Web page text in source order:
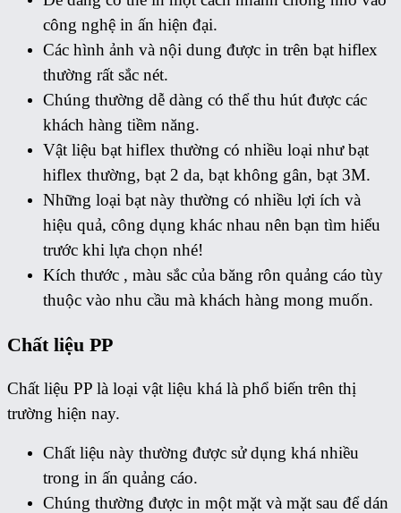
công nghệ in ấn hiện đại.
Các hình ảnh và nội dung được in trên bạt hiflex
thường rất sắc nét.
Chúng thường dễ dàng có thể thu hút được các
khách hàng tiềm năng.
Vật liệu bạt hiflex thường có nhiều loại như bạt
hiflex thường, bạt 2 da, bạt không gân, bạt 3M.
Những loại bạt này thường có nhiều lợi ích và
hiệu quả, công dụng khác nhau nên bạn tìm hiểu
trước khi lựa chọn nhé!
Kích thước , màu sắc của băng rôn quảng cáo tùy
thuộc vào nhu cầu mà khách hàng mong muốn.
Chất liệu PP
Chất liệu PP là loại vật liệu khá là phổ biến trên thị
trường hiện nay.
Chất liệu này thường được sử dụng khá nhiều
trong in ấn quảng cáo.
Chúng thường được in một mặt và mặt sau để dán